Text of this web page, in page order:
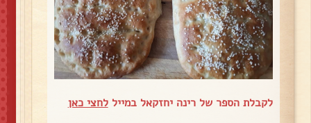
לקבלת הספר של רינה יחזקאל במייללחצי כאן